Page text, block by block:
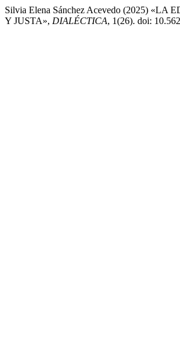
Silvia Elena Sánchez Acevedo (2025)
Y JUSTA», DIALÉCTICA, 1(26). doi: